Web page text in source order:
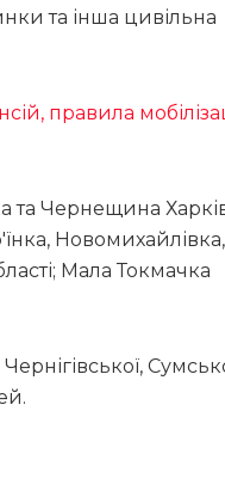
та інша цивільна
правила
та Чернещина
Новомихайлівка,
Мала Токмачка